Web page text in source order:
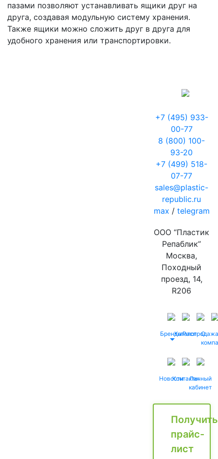
пазами позволяют устанавливать ящики друг на
друга, создавая модульную систему хранения.
Также ящики можно сложить друг в друга для
удобного хранения или транспортировки.
+7 (495) 933-
00-77
8 (800) 100-
93-20
+7 (499) 518-
07-77
sales@plastic-
republic.ru
max / telegram
ООО “Пластик
Репаблик”
Москва,
Походный
проезд, 14,
R206
БрендыКаталог
Распродажа
О
НовостиКонтактыЛичный
кабинет
Получить
прайс-
лист